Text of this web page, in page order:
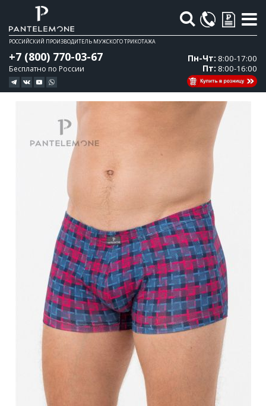
Поиск
РОССИЙСКИЙ ПРОИЗВОДИТЕЛЬ МУЖСКОГО ТРИКОТАЖА
+7 (800) 770-03-67
Бесплатно по России
Пн-Чт: 8:00-17:00
Пт: 8:00-16:00
галереи
изображений
галереи
изображений